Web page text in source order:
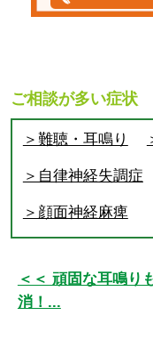
ご相談が多い症状
＞難聴・耳鳴り
＞自律神経失調症
＞顔面神経麻痺
＜＜ 頑固な耳鳴り
消！...